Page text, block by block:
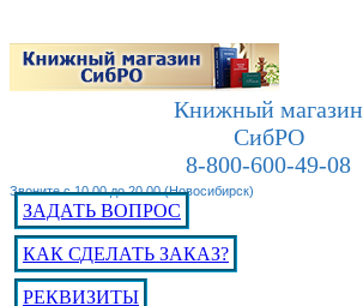
Книжный магазин
СибРО
8-800-600-49-08
Звоните с 10.00 до 20.00 (Новосибирск)
ЗАДАТЬ ВОПРОС
КАК СДЕЛАТЬ ЗАКАЗ?
РЕКВИЗИТЫ